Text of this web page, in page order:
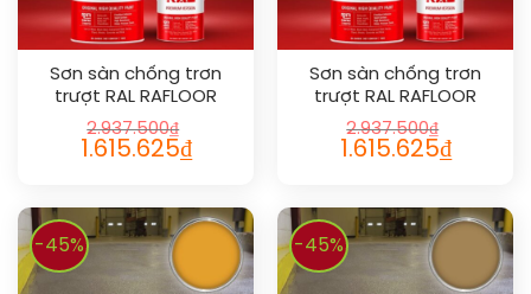
Sơn sàn chống trơn
trượt RAL RAFLOOR
ANTI-SLIP 1001
2.937.500₫
1.615.625₫
Sơn sàn chống trơn
trượt RAL RAFLOOR
ANTI-SLIP 1005
2.937.500₫
1.615.625₫
-45% -45%